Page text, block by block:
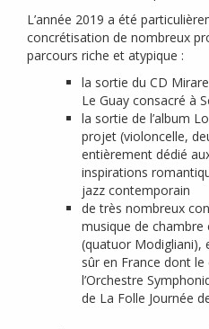
L’année 2019 a été
concrétisation de nombreux
parcours riche et atypique :
la sortie du CD
Le Guay consacré à
la sortie de l’album
projet (violoncelle,
entièrement dédié
inspirations
jazz contemporain
de très nombreux
musique de chambre
(quatuor Modigliani),
sûr en France dont
l’Orchestre
de La Folle Journée